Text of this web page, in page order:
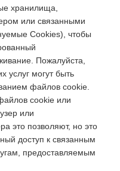
хранилища,
или связанными
Cookies), чтобы
Пожалуйста,
услуг могут быть
файлов cookie.
cookie или
или
это позволяют, но это
доступ к связанным
предоставляемым